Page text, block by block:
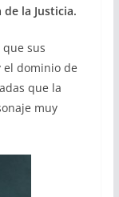
de la Justicia.
sus
el dominio de
que la
muy